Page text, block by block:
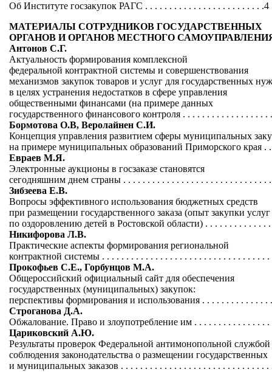
Об Институте госзакупок РАГС . . . . . . . . . . . . . . . . . . . . . . . . .4
МАТЕРИАЛЫ СОТРУДНИКОВ ГОСУДАРСТВЕННЫХ
ОРГАНОВ И ОРГАНОВ МЕСТНОГО
Антонов С.Г.
Актуальность формирования комплексной
федеральной контрактной системы и совершенствования
механизмов закупок товаров и услуг для государственных
в целях устранения недостатков в сфере управления
общественными финансами (на примере данных
государственного финансового контроля . . . . . . . . . . . . . . . . . .
Бормотова О.В, Веролайнен С.И.
Концепция управления развитием сферы муниципальных
на примере муниципальных образований Приморского края .
Евраев М.Я.
Электронные аукционы в госзаказе становятся
сегодняшним днем страны . . . . . . . . . . . . . . . . . . . . . . . . . . . . . .
Зибзеева Е.В.
Вопросы эффективного использования бюджетных средств
при размещении государственного заказа (опыт закупки услуг
по оздоровлению детей в Ростовской области) . . . . . . . . . . . . .
Никифорова Л.В.
Практические аспекты формирования региональной
контрактной системы . . . . . . . . . . . . . . . . . . . . . . . . . . . . . . . . . . .
Прокофьев С.Е., Горбунцов М.А.
Общероссийский официальный сайт для обеспечения
государственных (муниципальных) закупок:
перспективы формирования и использования . . . . . . . . . . . . . .
Строганова Д.А.
Обжалование. Право и злоупотребление им . . . . . . . . . . . . . . . .
Цариковский А.Ю.
Результаты проверок Федеральной антимонопольной службой
соблюдения законодательства о размещении государственных
и муниципальных заказов . . . . . . . . . . . . . . . . . . . . . . . . . . . . . . .